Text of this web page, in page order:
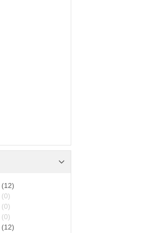
(12)
(0)
(0)
(0)
(12)